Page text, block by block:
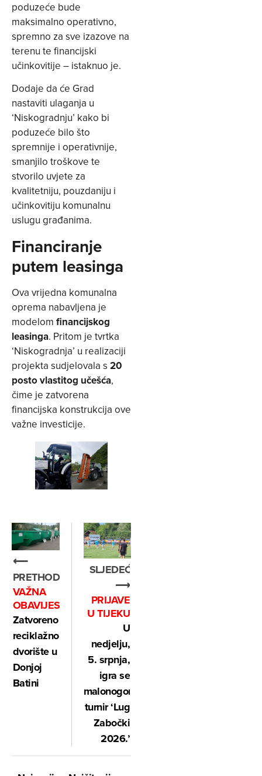
poduzeće bude
maksimalno operativno,
spremno za sve izazove na
terenu te financijski
učinkovitije – istaknuo je.
Dodaje da će Grad
nastaviti ulaganja u
‘Niskogradnju’ kako bi
poduzeće bilo što
spremnije i operativnije,
smanjilo troškove te
stvorilo uvjete za
kvalitetniju, pouzdaniju i
učinkovitiju komunalnu
uslugu građanima.
Financiranje
putem leasinga
Ova vrijedna komunalna
oprema nabavljena je
modelom financijskog
leasinga. Pritom je tvrtka
‘Niskogradnja’ u realizaciji
projekta sudjelovala s 20
posto vlastitog učešća,
čime je zatvorena
financijska konstrukcija ove
važne investicije.
⟵
PRETHODNO
VAŽNA
OBAVIJEST
Zatvoreno
reciklažno
dvorište u
Donjoj
Batini
SLJEDEĆE
⟶
PRIJAVE
U TIJEKU
U
nedjelju,
5. srpnja,
igra se
malonogometni
turnir ‘Lug
Zabočki
2026.’